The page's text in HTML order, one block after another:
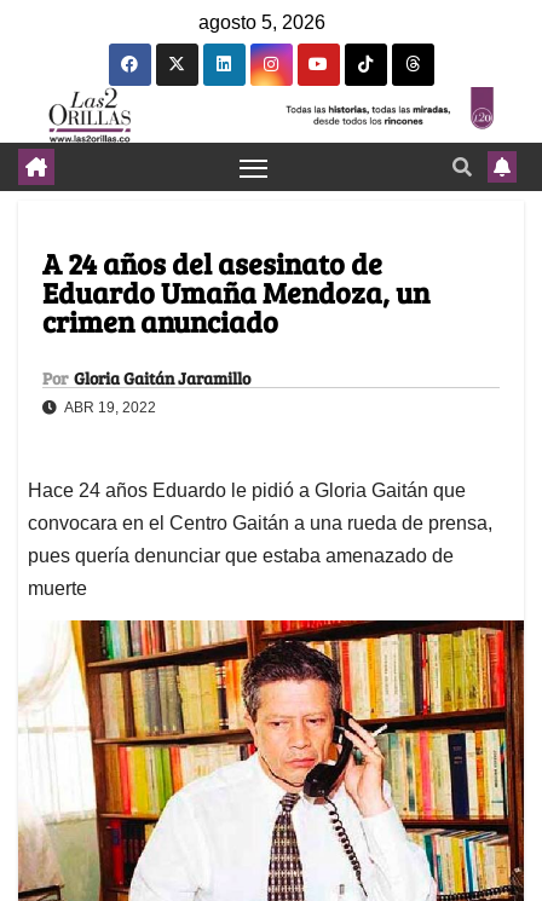
agosto 5, 2026
A 24 años del asesinato de
Eduardo Umaña Mendoza, un
crimen anunciado
Por Gloria Gaitán Jaramillo
ABR 19, 2022
Hace 24 años Eduardo le pidió a Gloria Gaitán que
convocara en el Centro Gaitán a una rueda de prensa,
pues quería denunciar que estaba amenazado de
muerte